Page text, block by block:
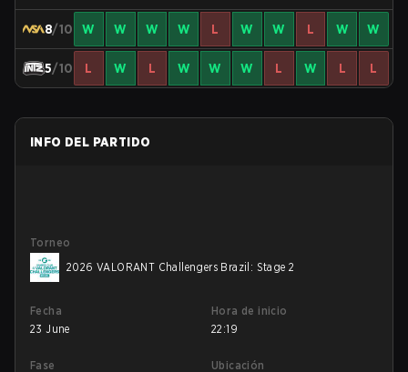
8/10 W W W W L W W L W W
5/10 L W L W W W L W L L
INFO DEL PARTIDO
Torneo
2026 VALORANT Challengers Brazil: Stage 2
Fecha
23 June
Hora de inicio
22:19
Fase
Ubicación